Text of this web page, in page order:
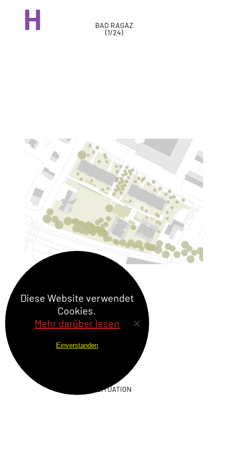
H
BAD RAGAZ
(1/24)
SITUATION
Diese Website verwendet
Cookies.
Mehr darüber lesen
Einverstanden